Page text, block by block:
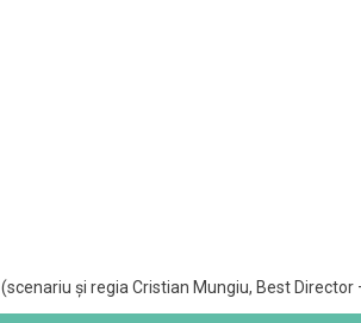
(scenariu și regia Cristian Mungiu, Best Director